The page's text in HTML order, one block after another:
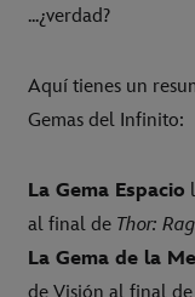
...¿verdad?
Aquí tienes un
Gemas del Infinito:
La Gema Espacio
al final de Thor:
La Gema de la